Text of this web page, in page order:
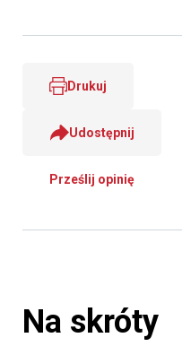
Drukuj
Udostępnij
Prześlij opinię
Na skróty